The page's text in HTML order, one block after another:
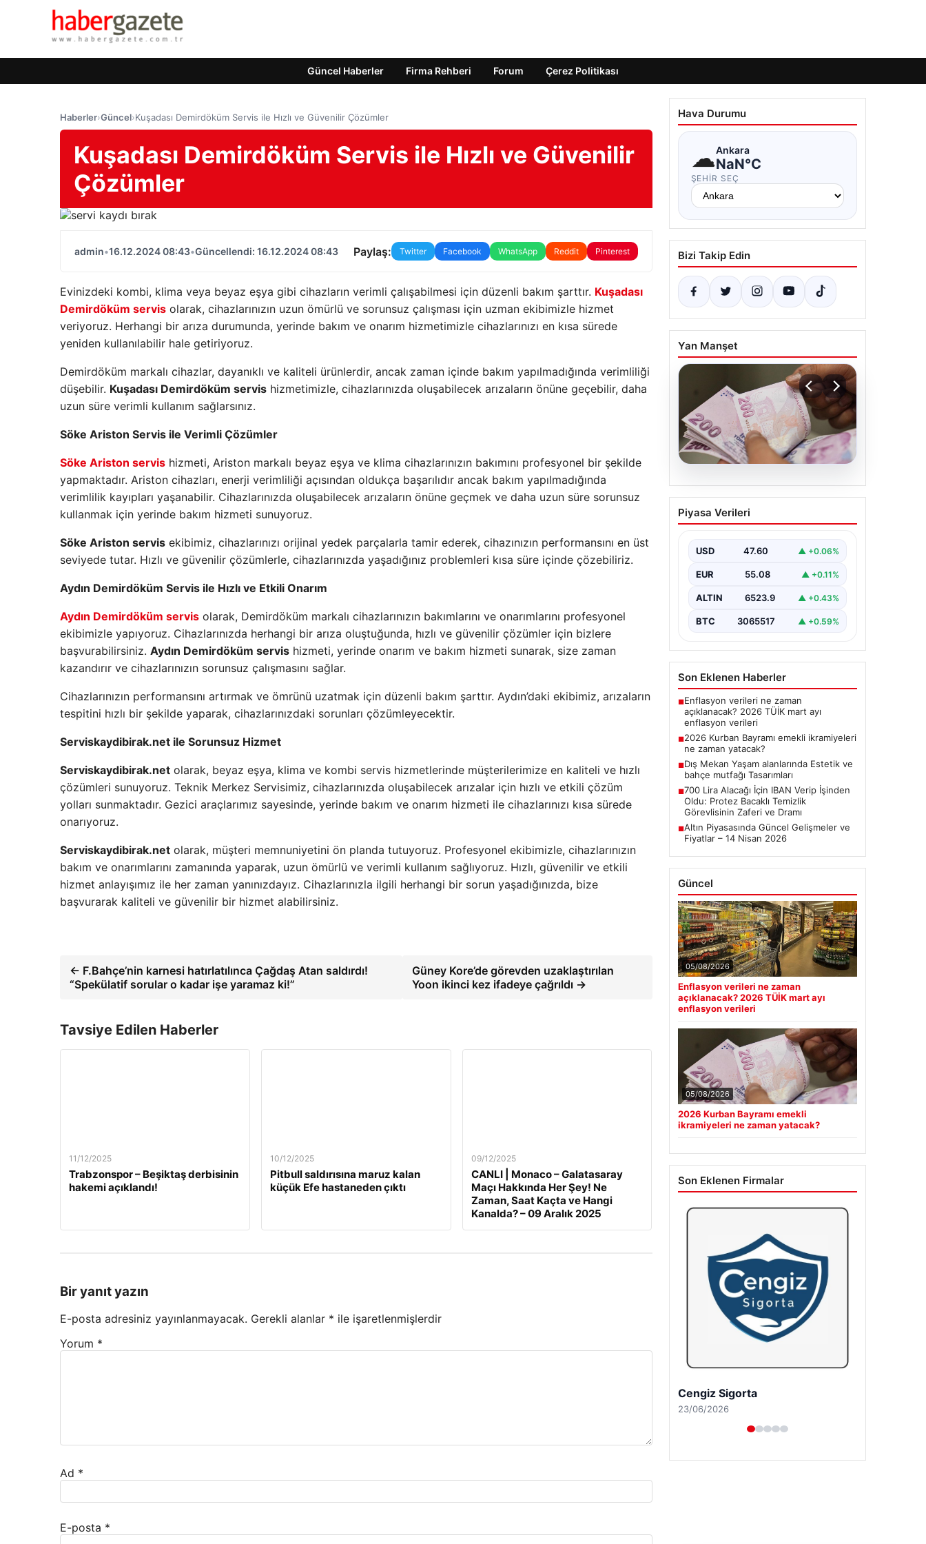
Güncel Haberler Firma Rehberi Forum Çerez Politikası
Haberler›Güncel›Kuşadası Demirdöküm Servis ile Hızlı ve Güvenilir Çözümler
Kuşadası Demirdöküm Servis ile Hızlı ve Güvenilir
Çözümler
admin•16.12.2024 08:43•Güncellendi: 16.12.2024 08:43 Paylaş: Twitter Facebook WhatsApp Reddit Pinterest
Evinizdeki kombi, klima veya beyaz eşya gibi cihazların verimli çalışabilmesi için düzenli bakım şarttır. Kuşadası
Demirdöküm servis olarak, cihazlarınızın uzun ömürlü ve sorunsuz çalışması için uzman ekibimizle hizmet
veriyoruz. Herhangi bir arıza durumunda, yerinde bakım ve onarım hizmetimizle cihazlarınızı en kısa sürede
yeniden kullanılabilir hale getiriyoruz.
Demirdöküm markalı cihazlar, dayanıklı ve kaliteli ürünlerdir, ancak zaman içinde bakım yapılmadığında verimliliği
düşebilir. Kuşadası Demirdöküm servis hizmetimizle, cihazlarınızda oluşabilecek arızaların önüne geçebilir, daha
uzun süre verimli kullanım sağlarsınız.
Söke Ariston Servis ile Verimli Çözümler
Söke Ariston servis hizmeti, Ariston markalı beyaz eşya ve klima cihazlarınızın bakımını profesyonel bir şekilde
yapmaktadır. Ariston cihazları, enerji verimliliği açısından oldukça başarılıdır ancak bakım yapılmadığında
verimlilik kayıpları yaşanabilir. Cihazlarınızda oluşabilecek arızaların önüne geçmek ve daha uzun süre sorunsuz
kullanmak için yerinde bakım hizmeti sunuyoruz.
Söke Ariston servis ekibimiz, cihazlarınızı orijinal yedek parçalarla tamir ederek, cihazınızın performansını en üst
seviyede tutar. Hızlı ve güvenilir çözümlerle, cihazlarınızda yaşadığınız problemleri kısa süre içinde çözebiliriz.
Aydın Demirdöküm Servis ile Hızlı ve Etkili Onarım
Aydın Demirdöküm servis olarak, Demirdöküm markalı cihazlarınızın bakımlarını ve onarımlarını profesyonel
ekibimizle yapıyoruz. Cihazlarınızda herhangi bir arıza oluştuğunda, hızlı ve güvenilir çözümler için bizlere
başvurabilirsiniz. Aydın Demirdöküm servis hizmeti, yerinde onarım ve bakım hizmeti sunarak, size zaman
kazandırır ve cihazlarınızın sorunsuz çalışmasını sağlar.
Cihazlarınızın performansını artırmak ve ömrünü uzatmak için düzenli bakım şarttır. Aydın’daki ekibimiz, arızaların
tespitini hızlı bir şekilde yaparak, cihazlarınızdaki sorunları çözümleyecektir.
Serviskaydibirak.net ile Sorunsuz Hizmet
Serviskaydibirak.net olarak, beyaz eşya, klima ve kombi servis hizmetlerinde müşterilerimize en kaliteli ve hızlı
çözümleri sunuyoruz. Teknik Merkez Servisimiz, cihazlarınızda oluşabilecek arızalar için hızlı ve etkili çözüm
yolları sunmaktadır. Gezici araçlarımız sayesinde, yerinde bakım ve onarım hizmeti ile cihazlarınızı kısa sürede
onarıyoruz.
Serviskaydibirak.net olarak, müşteri memnuniyetini ön planda tutuyoruz. Profesyonel ekibimizle, cihazlarınızın
bakım ve onarımlarını zamanında yaparak, uzun ömürlü ve verimli kullanım sağlıyoruz. Hızlı, güvenilir ve etkili
hizmet anlayışımız ile her zaman yanınızdayız. Cihazlarınızla ilgili herhangi bir sorun yaşadığınızda, bize
başvurarak kaliteli ve güvenilir bir hizmet alabilirsiniz.
← F.Bahçe’nin karnesi hatırlatılınca Çağdaş Atan saldırdı!
“Spekülatif sorular o kadar işe yaramaz ki!”
Güney Kore’de görevden uzaklaştırılan
Yoon ikinci kez ifadeye çağrıldı →
Tavsiye Edilen Haberler
11/12/2025
Trabzonspor – Beşiktaş derbisinin
hakemi açıklandı!
10/12/2025
Pitbull saldırısına maruz kalan
küçük Efe hastaneden çıktı
09/12/2025
CANLI | Monaco – Galatasaray
Maçı Hakkında Her Şey! Ne
Zaman, Saat Kaçta ve Hangi
Kanalda? – 09 Aralık 2025
Bir yanıt yazın
E-posta adresiniz yayınlanmayacak. Gerekli alanlar * ile işaretlenmişlerdir
Yorum *
Ad *
E-posta *
Hava Durumu
☁Ankara
NaN°C
ŞEHIR SEÇ
Bizi Takip Edin
Yan Manşet
05.08.2026
2026 Kurban Bayramı
emekli ikramiyeleri ne
2026 Kurban Bayramı yaklaşırken,
vatandaşın dikkati bayram
Piyasa Verileri
USD 47.60 ▲ +0.06%
EUR 55.08 ▲ +0.11%
ALTIN 6523.9 ▲ +0.43%
BTC 3065517 ▲ +0.59%
Son Eklenen Haberler
■Enflasyon verileri ne zaman
açıklanacak? 2026 TÜİK mart ayı
enflasyon verileri
■2026 Kurban Bayramı emekli ikramiyeleri
ne zaman yatacak?
■Dış Mekan Yaşam alanlarında Estetik ve
bahçe mutfağı Tasarımları
■700 Lira Alacağı İçin IBAN Verip İşinden
Oldu: Protez Bacaklı Temizlik
Görevlisinin Zaferi ve Dramı
■Altın Piyasasında Güncel Gelişmeler ve
Fiyatlar – 14 Nisan 2026
Güncel
05/08/2026
Enflasyon verileri ne zaman
açıklanacak? 2026 TÜİK mart ayı
enflasyon verileri
05/08/2026
2026 Kurban Bayramı emekli
ikramiyeleri ne zaman yatacak?
Son Eklenen Firmalar
Cengiz Sigorta
23/06/2026